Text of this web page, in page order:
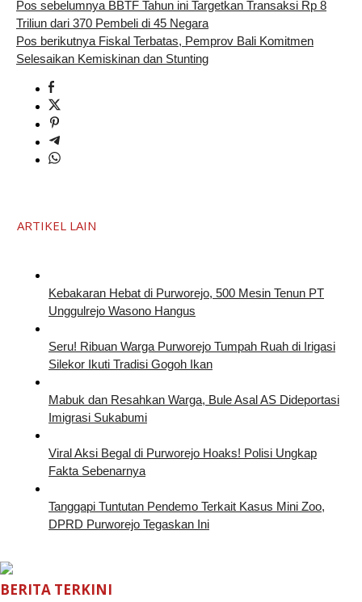
Pos sebelumnyaBBTF Tahun ini Targetkan Transaksi Rp 8
Triliun dari 370 Pembeli di 45 Negara
Pos berikutnyaFiskal Terbatas, Pemprov Bali Komitmen
Selesaikan Kemiskinan dan Stunting
ARTIKEL LAIN
Kebakaran Hebat di Purworejo, 500 Mesin Tenun PT
Unggulrejo Wasono Hangus
Seru! Ribuan Warga Purworejo Tumpah Ruah di Irigasi
Silekor Ikuti Tradisi Gogoh Ikan
Mabuk dan Resahkan Warga, Bule Asal AS Dideportasi
Imigrasi Sukabumi
Viral Aksi Begal di Purworejo Hoaks! Polisi Ungkap
Fakta Sebenarnya
Tanggapi Tuntutan Pendemo Terkait Kasus Mini Zoo,
DPRD Purworejo Tegaskan Ini
BERITA TERKINI